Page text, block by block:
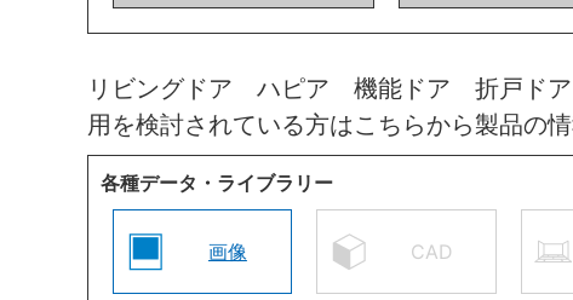
リビングドア ハピア 機能ドア 折戸ド
用を検討されている方はこちらから製品の
各種データ・ライブラリー
画像 CAD